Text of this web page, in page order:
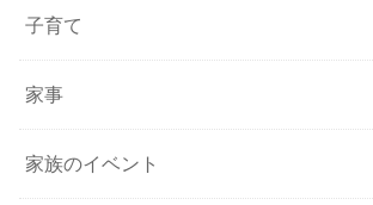
子育て
家事
家族のイベント